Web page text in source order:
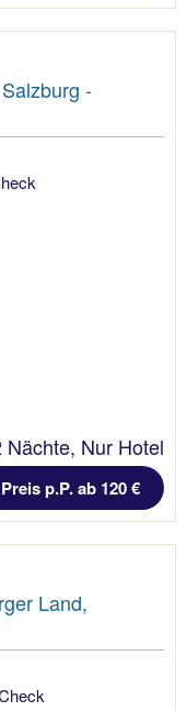
-
Nächte, Nur Hotel
Preis p.P. ab 120 €
Land,